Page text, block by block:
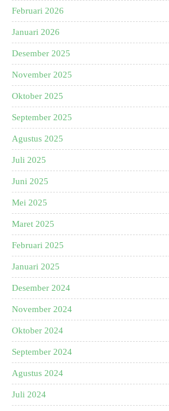
Februari 2026
Januari 2026
Desember 2025
November 2025
Oktober 2025
September 2025
Agustus 2025
Juli 2025
Juni 2025
Mei 2025
Maret 2025
Februari 2025
Januari 2025
Desember 2024
November 2024
Oktober 2024
September 2024
Agustus 2024
Juli 2024